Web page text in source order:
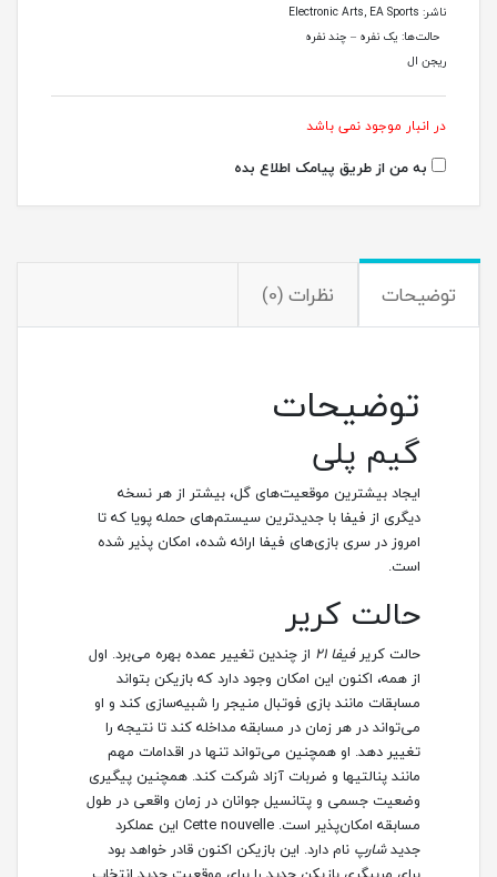
ناشر: Electronic Arts, EA Sports
حالت‌ها: یک نفره – چند نفره
ریجن ال
در انبار موجود نمی باشد
به من از طریق پیامک اطلاع بده
توضیحات نظرات (0)
توضیحات
گیم پلی
ایجاد بیشترین موقعیت‌های گل، بیشتر از هر نسخه
دیگری از فیفا با جدیدترین سیستم‌های حمله پویا که تا
امروز در سری بازی‌های فیفا ارائه شده، امکان پذیر شده
است.
حالت کریر
حالت کریرفیفا ۲۱
از چندین تغییر عمده بهره می‌برد. اول
از همه، اکنون این امکان وجود دارد که بازیکن بتواند
مسابقات مانند بازی فوتبال منیجر را شبیه‌سازی کند و او
می‌تواند در هر زمان در مسابقه مداخله کند تا نتیجه را
تغییر دهد. او همچنین می‌تواند تنها در اقدامات مهم
مانند پنالتیها و ضربات آزاد شرکت کند. همچنین پیگیری
وضعیت جسمی و پتانسیل جوانان در زمان واقعی در طول
مسابقه امکان‌پذیر است. Cette nouvelle این عملکرد
جدیدشارپ نام دارد. این بازیکن اکنون قادر خواهد بود